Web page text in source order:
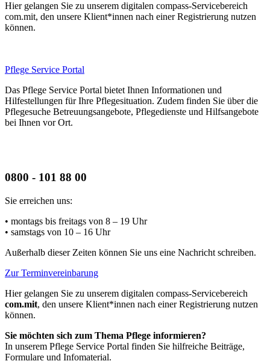
Hier gelangen Sie zu unserem digitalen compass-Servicebereich
com.mit, den unsere Klient*innen nach einer Registrierung nutzen
können.
Pflege Service Portal
Das Pflege Service Portal bietet Ihnen Informationen und
Hilfestellungen für Ihre Pflegesituation. Zudem finden Sie über die
Pflegesuche Betreuungsangebote, Pflegedienste und Hilfsangebote
bei Ihnen vor Ort.
0800 - 101 88 00
Sie erreichen uns:
• montags bis freitags von 8 – 19 Uhr
• samstags von 10 – 16 Uhr
Außerhalb dieser Zeiten können Sie uns eine Nachricht schreiben.
Zur Terminvereinbarung
Hier gelangen Sie zu unserem digitalen compass-Servicebereich
com.mit, den unsere Klient*innen nach einer Registrierung nutzen
können.
Sie möchten sich zum Thema Pflege informieren?
In unserem Pflege Service Portal finden Sie hilfreiche Beiträge,
Formulare und Infomaterial.